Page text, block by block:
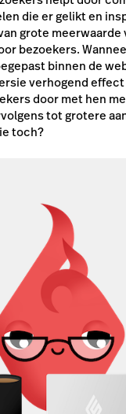
die er gelikt en
grote meerwaarde
bezoekers.
binnen de
verhogend
door met hen
tot grotere
toch?